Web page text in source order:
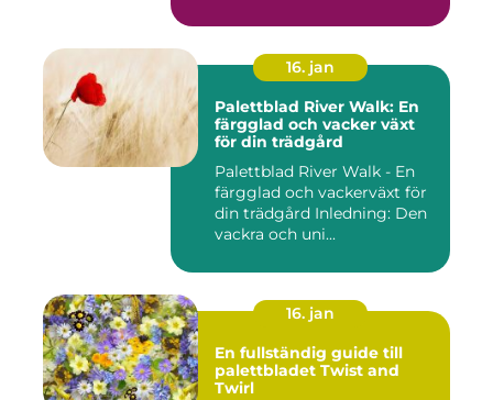
16. jan
Palettblad River Walk: En
färgglad och vacker växt
för din trädgård
Palettblad River Walk - En
färgglad och vackerväxt för
din trädgård Inledning: Den
vackra och uni...
16. jan
En fullständig guide till
palettbladet Twist and
Twirl